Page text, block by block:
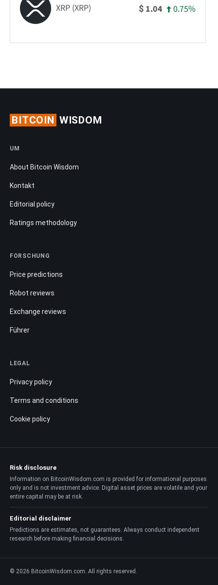
XRP (XRP) $ 1.04 0.75%
BITCOIN WISDOM
UM
About Bitcoin Wisdom
Kontakt
Editorial policy
Ratings methodology
FORSCHUNG
Price predictions
Robot reviews
Exchange reviews
Führer
LEGAL
Privacy policy
Terms and conditions
Cookie policy
Risk disclosure
Information on BitcoinWisdom.com is provided for informational purposes
only and is not investment advice. Digital asset prices are volatile and your
entire capital may be at risk.
Editorial disclaimer
Predictions are estimates, not guarantees. Always conduct independent
research before making financial decisions.
© 2026 BitcoinWisdom.com. All rights reserved.